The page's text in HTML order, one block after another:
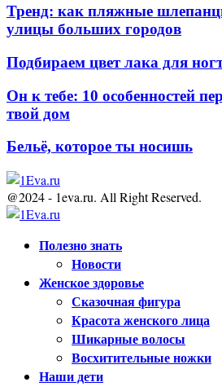
Тренд: как пляжные
улицы больших городов
Подбираем цвет лака для
Он к тебе: 10 особенностей
твой дом
Бельё, которое ты носишь
@2024 - 1eva.ru. All Right Reserved.
Полезно знать
Новости
Женское здоровье
Сказочная фигура
Красота женского лица
Шикарные волосы
Восхитительные ножки
Наши дети